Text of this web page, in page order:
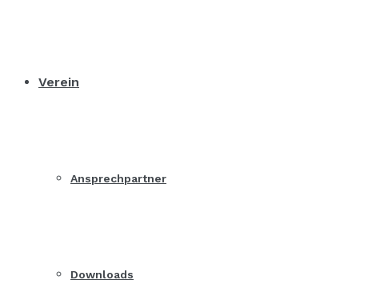
Verein
Ansprechpartner
Downloads